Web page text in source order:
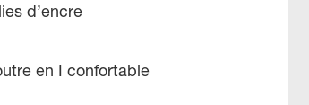
d’encre
en I confortable